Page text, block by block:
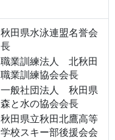
秋田県水泳連盟名誉会
長
職業訓練法人 北秋田
職業訓練協会会長
一般社団法人 秋田県
森と水の協会会長
秋田県立秋田北鷹高等
学校スキー部後援会会